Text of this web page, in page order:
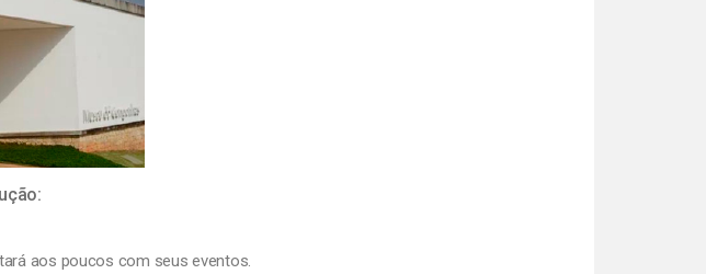
aos poucos com seus eventos.